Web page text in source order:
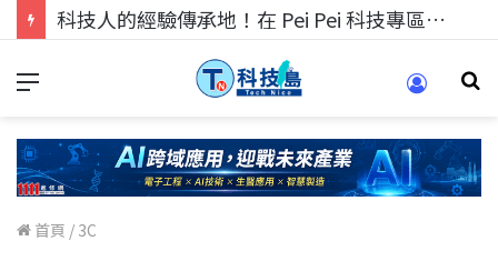
科技人的經驗傳承地！在 Pei Pei 科技專區，與學弟妹交流最硬核的技術
首頁 / 3C